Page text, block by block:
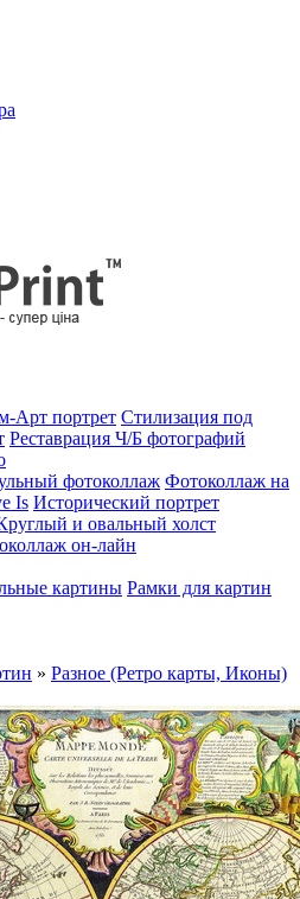
Арт портрет Стилизация под
Реставрация Ч/Б фотографий
фотоколлаж Фотоколлаж на
Is Исторический портрет
и овальный холст
он-лайн
картины Рамки для картин
» Разное (Ретро карты, Иконы)